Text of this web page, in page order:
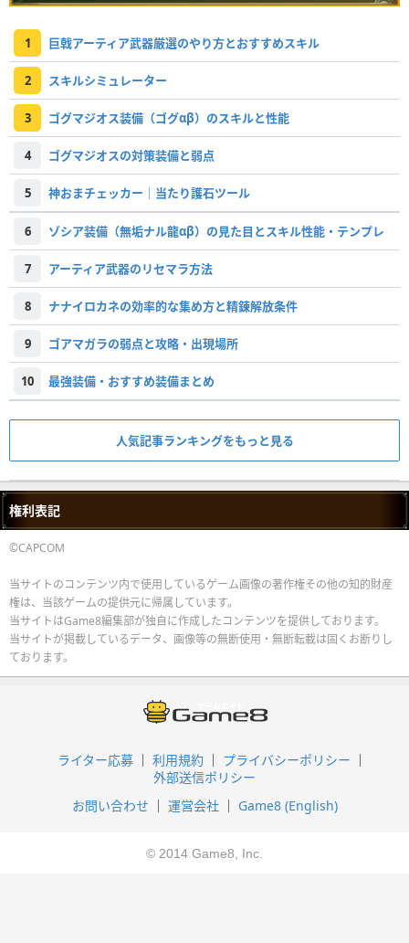
1 巨戟アーティア武器厳選のやり方とおすすめスキル
2 スキルシミュレーター
3 ゴグマジオス装備（ゴグαβ）のスキルと性能
4 ゴグマジオスの対策装備と弱点
5 神おまチェッカー｜当たり護石ツール
6 ゾシア装備（無垢ナル龍αβ）の見た目とスキル性能・テンプレ
7 アーティア武器のリセマラ方法
8 ナナイロカネの効率的な集め方と精錬解放条件
9 ゴアマガラの弱点と攻略・出現場所
10 最強装備・おすすめ装備まとめ
人気記事ランキングをもっと見る
権利表記
©CAPCOM
当サイトのコンテンツ内で使用しているゲーム画像の著作権その他の知的財産
権は、当該ゲームの提供元に帰属しています。
当サイトはGame8編集部が独自に作成したコンテンツを提供しております。
当サイトが掲載しているデータ、画像等の無断使用・無断転載は固くお断りし
ております。
ライター応募 利用規約
プライバシーポリシー
外部送信ポリシー
お問い合わせ
運営会社 Game8 (English)
© 2014 Game8, Inc.